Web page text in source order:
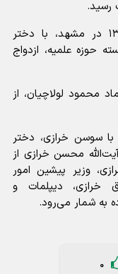
سید مصطفی خامنه‌ای، متولد سال ۱۳۴۴ در مشهد، با دختر
حوزه علمیه، ازدواج
متولد سال ۱۳۵۷، داماد محمود لولاچیان، از
مسعود خامنه‌ای، متولد سال ۱۳۵۳، با سوسن خرازی، دختر
محسن خرازی از
وزیر پیشین امور
خرازی، دیپلمات و
به شمار می‌رود.
0